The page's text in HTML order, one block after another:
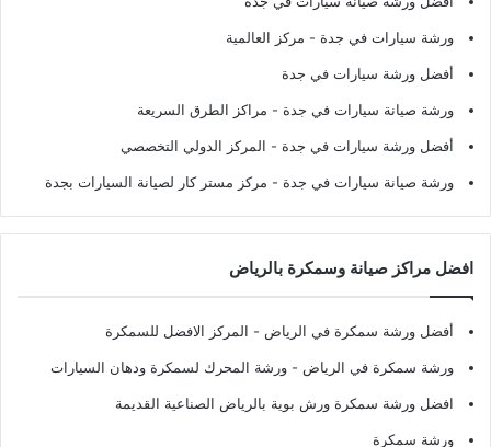
ورشة سيارات في جدة - مركز العالمية
أفضل ورشة سيارات في جدة
ورشة صيانة سيارات في جدة - مراكز الطرق السريعة
أفضل ورشة سيارات في جدة - المركز الدولي التخصصي
ورشة صيانة سيارات في جدة - مركز مستر كار لصيانة السيارات بجدة
افضل مراكز صيانة وسمكرة بالرياض
أفضل ورشة سمكرة في الرياض - المركز الافضل للسمكرة
ورشة سمكرة في الرياض - ورشة المحرك لسمكرة ودهان السيارات
افضل ورشة سمكرة ورش بوية بالرياض الصناعية القديمة
ورشة سمكرة